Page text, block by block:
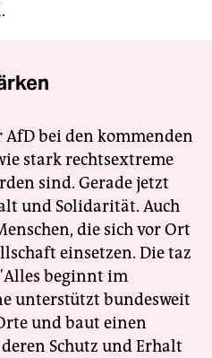
bei den kommenden
stark rechtsextreme
sind. Gerade jetzt
und Solidarität. Auch
die sich vor Ort
einsetzen. Die taz
beginnt im
unterstützt bundesweit
und baut einen
Schutz und Erhalt